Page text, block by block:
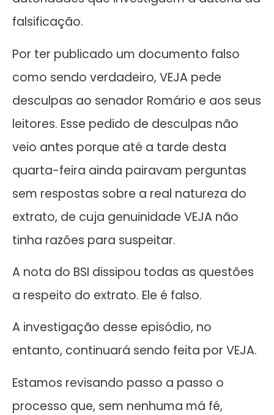
falsificação.
Por ter publicado um documento falso
como sendo verdadeiro, VEJA pede
desculpas ao senador Romário e aos seus
leitores. Esse pedido de desculpas não
veio antes porque até a tarde desta
quarta-feira ainda pairavam perguntas
sem respostas sobre a real natureza do
extrato, de cuja genuinidade VEJA não
tinha razões para suspeitar.
A nota do BSI dissipou todas as questões
a respeito do extrato. Ele é falso.
A investigação desse episódio, no
entanto, continuará sendo feita por VEJA.
Estamos revisando passo a passo o
processo que, sem nenhuma má fé,